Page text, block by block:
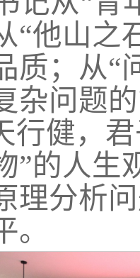
“他山之
质；从“
杂问题
行健，
”的人生
理分析